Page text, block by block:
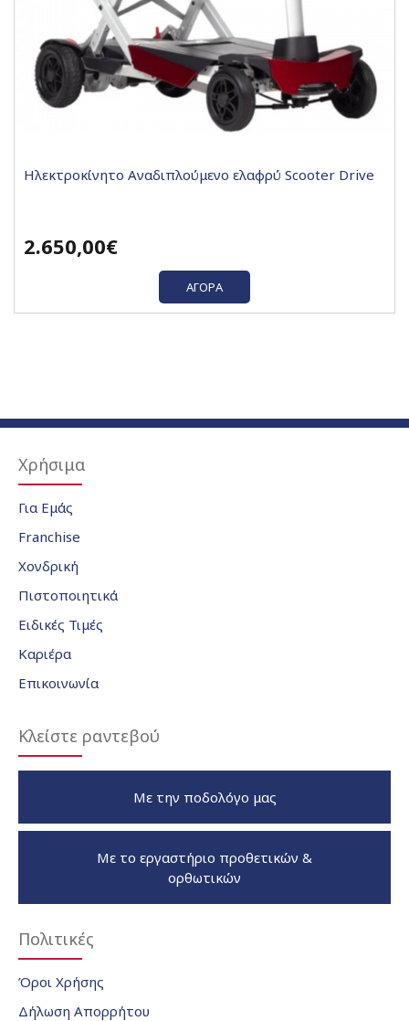
Hλεκτροκίνητο Αναδιπλούμενο ελαφρύ Scooter Drive
2.650,00€
ΑΓΟΡΆ
Χρήσιμα
Για Εμάς
Franchise
Χονδρική
Πιστοποιητικά
Ειδικές Τιμές
Καριέρα
Επικοινωνία
Κλείστε ραντεβού
Με την ποδολόγο μας
Με το εργαστήριο προθετικών &
ορθωτικών
Πολιτικές
Όροι Χρήσης
Δήλωση Απορρήτου